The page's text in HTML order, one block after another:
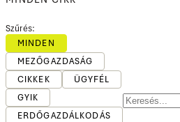
Szűrés:
MINDEN
MEZŐGAZDASÁG
CIKKEK
ÜGYFÉL
GYIK
ERDŐGAZDÁLKODÁS